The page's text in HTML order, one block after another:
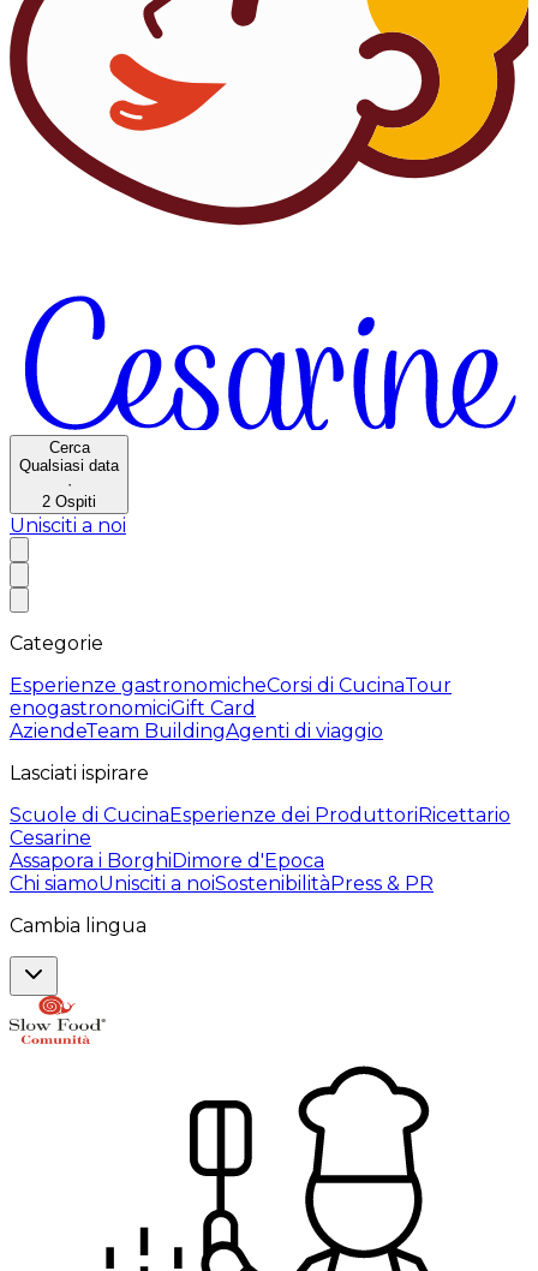
Cerca
Qualsiasi data
·
2 Ospiti
Unisciti a noi
Categorie
Esperienze gastronomicheCorsi di CucinaTour
enogastronomiciGift Card
AziendeTeam BuildingAgenti di viaggio
Lasciati ispirare
Scuole di CucinaEsperienze dei ProduttoriRicettario
Cesarine
Assapora i BorghiDimore d'Epoca
Chi siamoUnisciti a noiSostenibilitàPress & PR
Cambia lingua